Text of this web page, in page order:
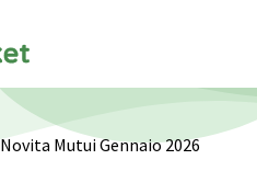
Novita Mutui Gennaio 2026